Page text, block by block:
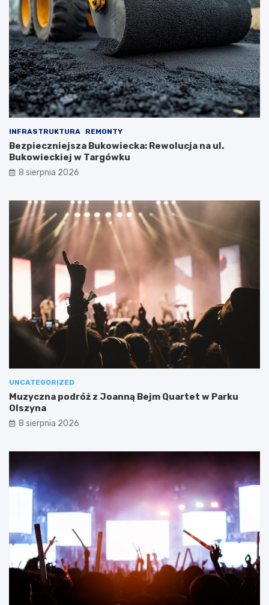
INFRASTRUKTURA REMONTY
Bezpieczniejsza Bukowiecka: Rewolucja na ul.
Bukowieckiej w Targówku
8 sierpnia 2026
UNCATEGORIZED
Muzyczna podróż z Joanną Bejm Quartet w Parku
Olszyna
8 sierpnia 2026